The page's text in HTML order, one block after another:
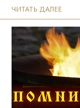
ЧИТАТЬ ДАЛЕЕ